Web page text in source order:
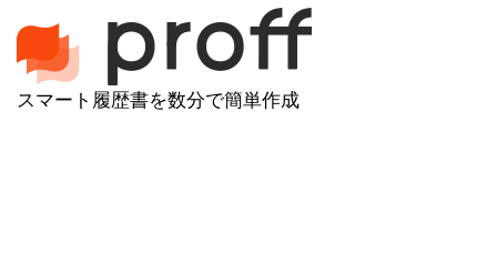
スマート履歴書を数分で簡単作成